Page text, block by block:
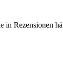
Rezensionen